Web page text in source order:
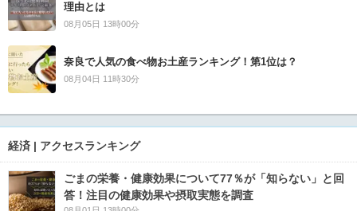
理由とは
08月05日 13時00分
奈良で人気の食べ物お土産ランキング！第1位は？
08月04日 11時30分
経済 | アクセスランキング
ごまの栄養・健康効果について77％が「知らない」と回
答！注目の健康効果や摂取実態を調査